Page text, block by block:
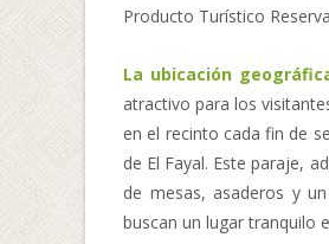
Producto Turístico
La ubicación
atractivo para los
en el recinto cada fin de
de El Fayal. Este paraje,
de mesas, asaderos y
buscan un lugar tranquilo